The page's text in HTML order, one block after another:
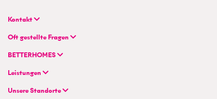
Kontakt
BETTERHOMES (Schweiz) AG
Hauptsitz
Flurstrasse 55
info@betterhomes.ch
Oft gestellte Fragen
FAQ | Immobilienbewertung
FAQ | Immobilienmakler/-in werden
BETTERHOMES
Unternehmen
Hybrides Maklermodell
BETTERHOMES-Erfahrungen
Leistungen
Immobilie suchen
Unsere Standorte